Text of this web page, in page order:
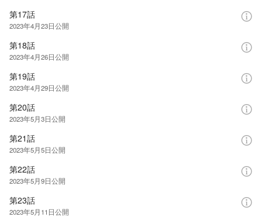
第17話
2023年4月23日公開
第18話
2023年4月26日公開
第19話
2023年4月29日公開
第20話
2023年5月3日公開
第21話
2023年5月5日公開
第22話
2023年5月9日公開
第23話
2023年5月11日公開